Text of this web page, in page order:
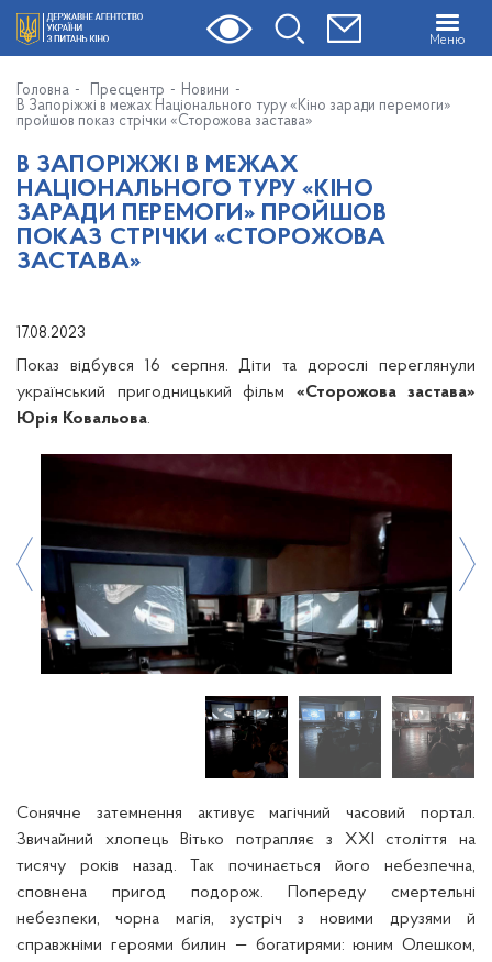
Меню
Головна Пресцентр
Новини
В Запоріжжі в межах Національного туру «Кіно заради перемоги»
пройшов показ стрічки «Сторожова застава»
В ЗАПОРІЖЖІ В МЕЖАХ
НАЦІОНАЛЬНОГО ТУРУ «КІНО
ЗАРАДИ ПЕРЕМОГИ» ПРОЙШОВ
ПОКАЗ СТРІЧКИ «СТОРОЖОВА
ЗАСТАВА»
17.08.2023
Показ відбувся 16 серпня. Діти та дорослі переглянули
український пригодницький фільм «Сторожова застава»
Юрія Ковальова.
Сонячне затемнення активує магічний часовий портал.
Звичайний хлопець Вітько потрапляє з XXI століття на
тисячу років назад. Так починається його небезпечна,
сповнена пригод подорож. Попереду смертельні
небезпеки, чорна магія, зустріч з новими друзями й
справжніми героями билин — богатирями: юним Олешком,